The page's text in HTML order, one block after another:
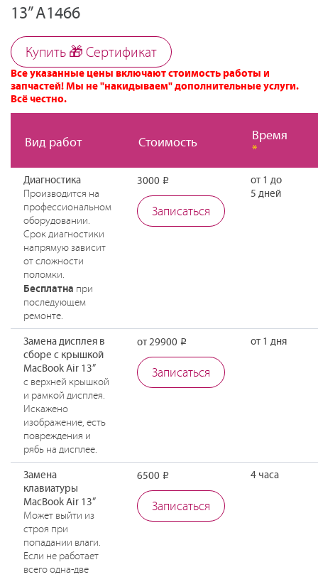
13” A1466
Купить 🎁 Cертификат
Все указанные цены включают стоимость работы и
запчастей! Мы не "накидываем" дополнительные услуги.
Всё честно.
Вид работ Стоимость
Время
*
Диагностика
Производится на
профессиональном
оборудовании.
Срок диагностики
напрямую зависит
от сложности
поломки.
Бесплатна при
последующем
ремонте.
3000 Р
Записаться
от 1 до
5 дней
Замена дисплея в
сборе с крышкой
MacBook Air 13”
с верхней крышкой
и рамкой дисплея.
Искажено
изображение, есть
повреждения и
рябь на дисплее.
от 29900 Р
Записаться
от 1 дня
Замена
клавиатуры
MacBook Air 13”
Может выйти из
строя при
попадании влаги.
Если не работает
всего одна-две
6500 Р
Записаться
4 часа